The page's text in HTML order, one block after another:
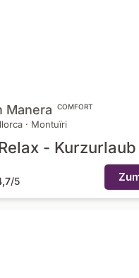
Manera COMFORT
· Montuïri
- Kurzurlaub
/5